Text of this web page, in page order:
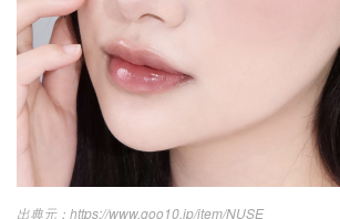
https://www.qoo10.jp/item/NUSE